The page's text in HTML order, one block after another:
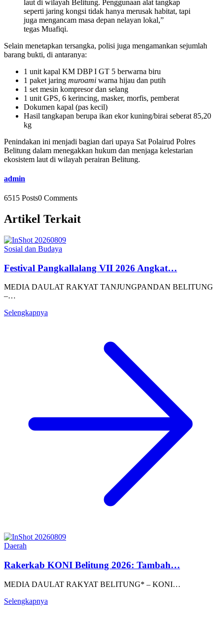
laut di wilayah Belitung. Penggunaan alat tangkap
seperti jaring kongsi tidak hanya merusak habitat, tapi
juga mengancam masa depan nelayan lokal,”
tegas Muafiqi.
Selain menetapkan tersangka, polisi juga mengamankan sejumlah
barang bukti, di antaranya:
1 unit kapal KM DBP I GT 5 berwarna biru
1 paket jaring muroami warna hijau dan putih
1 set mesin kompresor dan selang
1 unit GPS, 6 kerincing, masker, morfis, pemberat
Dokumen kapal (pas kecil)
Hasil tangkapan berupa ikan ekor kuning/birai seberat 85,20
kg
Penindakan ini menjadi bagian dari upaya Sat Polairud Polres
Belitung dalam menegakkan hukum dan menjaga kelestarian
ekosistem laut di wilayah perairan Belitung.
admin
6515 Posts0 Comments
Artikel Terkait
Sosial dan Budaya
Festival Pangkallalang VII 2026 Angkat…
MEDIA DAULAT RAKYAT TANJUNGPANDAN BELITUNG
–…
Selengkapnya
Daerah
Rakerkab KONI Belitung 2026: Tambah…
MEDIA DAULAT RAKYAT BELITUNG* – KONI…
Selengkapnya